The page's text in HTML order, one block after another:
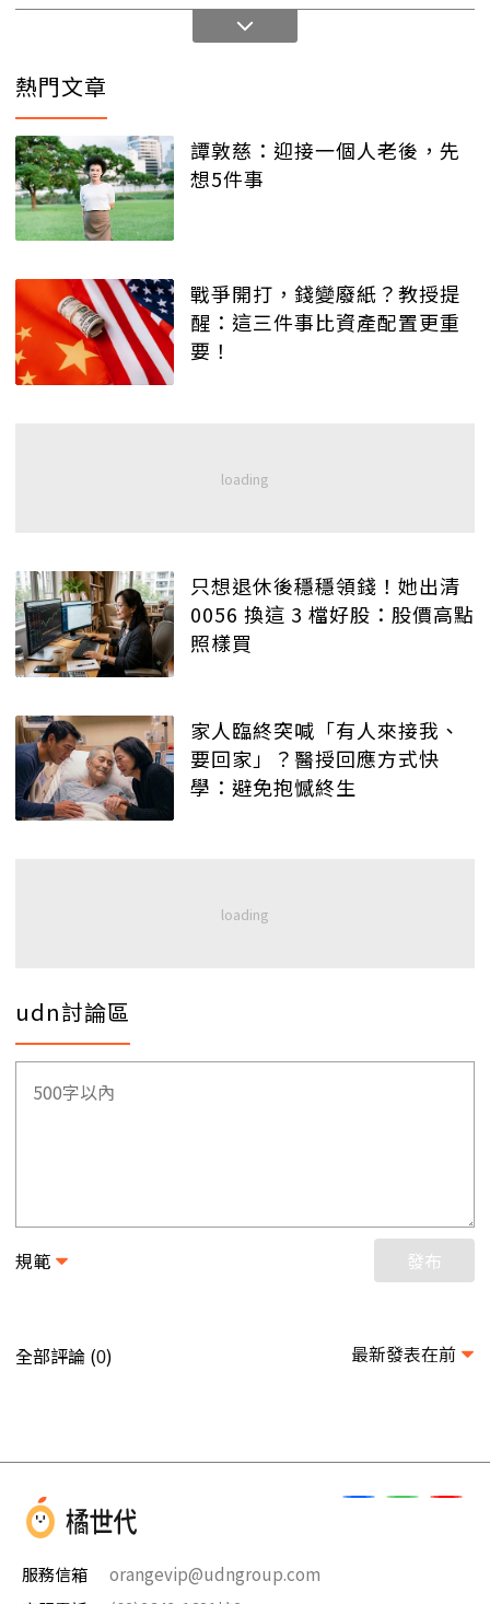
熱門文章
譚敦慈：迎接一個人老後，先
想5件事
戰爭開打，錢變廢紙？教授提
醒：這三件事比資產配置更重
要！
只想退休後穩穩領錢！她出清
0056 換這 3 檔好股：股價高點
照樣買
家人臨終突喊「有人來接我、
要回家」？醫授回應方式快
學：避免抱憾終生
udn討論區
規範 發布
全部評論 (0) 最新發表在前
服務信箱
orangevip@udngroup.com